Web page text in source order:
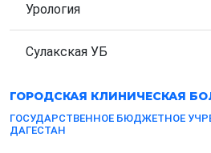
Урология
Сулакская УБ
ГОРОДСКАЯ КЛИНИЧЕСКАЯ
ГОСУДАРСТВЕННОЕ БЮДЖЕТНОЕ
ДАГЕСТАН